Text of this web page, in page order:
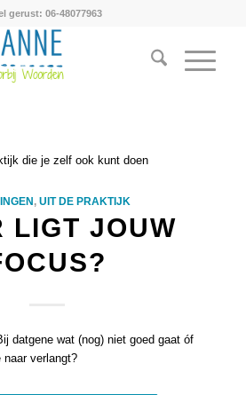
gerust: 06-48077963
die je zelf ook kunt doen
, UIT DE PRAKTIJK
LIGT JOUW
datgene wat (nog) niet goed gaat óf
naar verlangt?